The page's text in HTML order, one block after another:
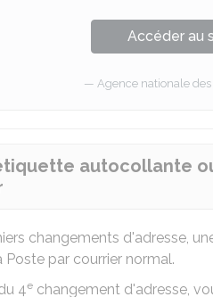
Accéder au
Agence nationale des
autocollante
changements d'adresse,
Poste par courrier normal.
4e changement d'adresse,